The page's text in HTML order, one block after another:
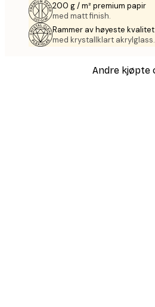
200 g / m² premium papir
med matt finish.
Rammer av høyeste kvalitet
med krystallklart akrylglass.
Andre kjøpte